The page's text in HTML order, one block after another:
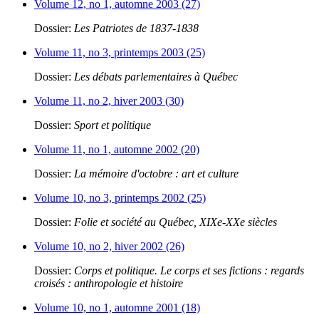
Volume 12, no 1, automne 2003 (27)
Dossier: Les Patriotes de 1837-1838
Volume 11, no 3, printemps 2003 (25)
Dossier: Les débats parlementaires à Québec
Volume 11, no 2, hiver 2003 (30)
Dossier: Sport et politique
Volume 11, no 1, automne 2002 (20)
Dossier: La mémoire d'octobre : art et culture
Volume 10, no 3, printemps 2002 (25)
Dossier: Folie et société au Québec, XIXe-XXe siècles
Volume 10, no 2, hiver 2002 (26)
Dossier: Corps et politique. Le corps et ses fictions : regards
croisés : anthropologie et histoire
Volume 10, no 1, automne 2001 (18)